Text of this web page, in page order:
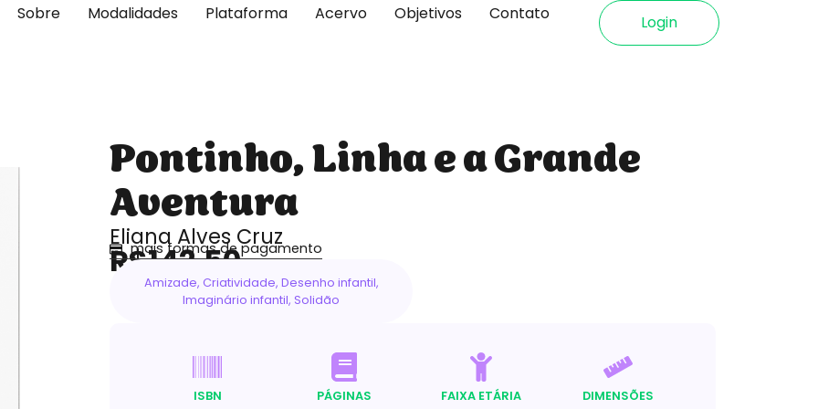
Sobre Modalidades Plataforma Acervo Objetivos Contato Login
Pontinho, Linha e a Grande
Aventura
Eliana Alves Cruz
R$142,50
mais formas de pagamento
Amizade, Criatividade, Desenho infantil,
Imaginário infantil, Solidão
ISBN PÁGINAS FAIXA ETÁRIA DIMENSÕES